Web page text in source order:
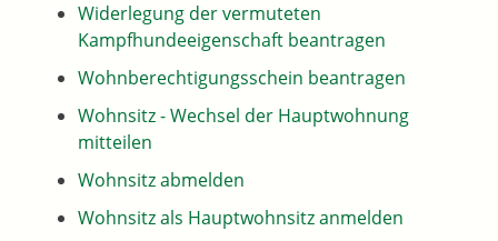
Widerlegung der vermuteten
Kampfhundeeigenschaft beantragen
Wohnberechtigungsschein beantragen
Wohnsitz - Wechsel der Hauptwohnung
mitteilen
Wohnsitz abmelden
Wohnsitz als Hauptwohnsitz anmelden